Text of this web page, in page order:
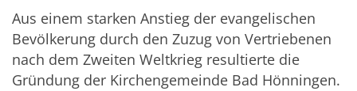
Aus einem starken Anstieg der evangelischen
Bevölkerung durch den Zuzug von Vertriebenen
nach dem Zweiten Weltkrieg resultierte die
Gründung der Kirchengemeinde Bad Hönningen.